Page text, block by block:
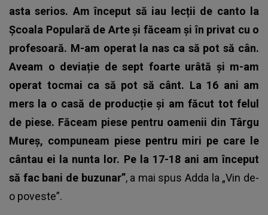
asta serios. Am început să iau lecții de canto la
Școala Populară de Arte și făceam și în privat cu o
profesoară. M-am operat la nas ca să pot să cân.
Aveam o deviație de sept foarte urâtă și m-am
operat tocmai ca să pot să cânt. La 16 ani am
mers la o casă de producție și am făcut tot felul
de piese. Făceam piese pentru oamenii din Târgu
Mureș, compuneam piese pentru miri pe care le
cântau ei la nunta lor. Pe la 17-18 ani am început
să fac bani de buzunar”, a mai spus Adda la „Vin de-
o poveste”.